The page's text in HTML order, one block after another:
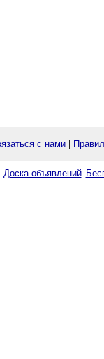
с нами
Доска объявлений.